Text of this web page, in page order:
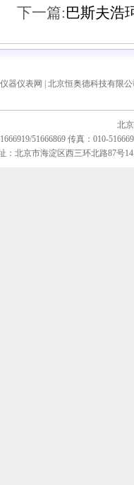
下一篇:巴斯夫浩
器仪表网 | 北京恒奥德科技有限
北
51666869 传真：010-
：北京市海淀区西三环北路87号